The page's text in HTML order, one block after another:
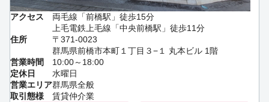
アクセス
両毛線「前橋駅」徒歩15分
上毛電鉄上毛線「中央前橋駅」徒歩11分
住所
〒371-0023
群馬県前橋市本町１丁目３−１ 丸本ビル 1階
営業時間
10:00～18:00
定休日
水曜日
営業エリア群馬県全般
取引態様
賃貸仲介業